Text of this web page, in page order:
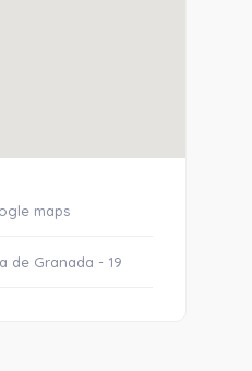
maps
de Granada - 19